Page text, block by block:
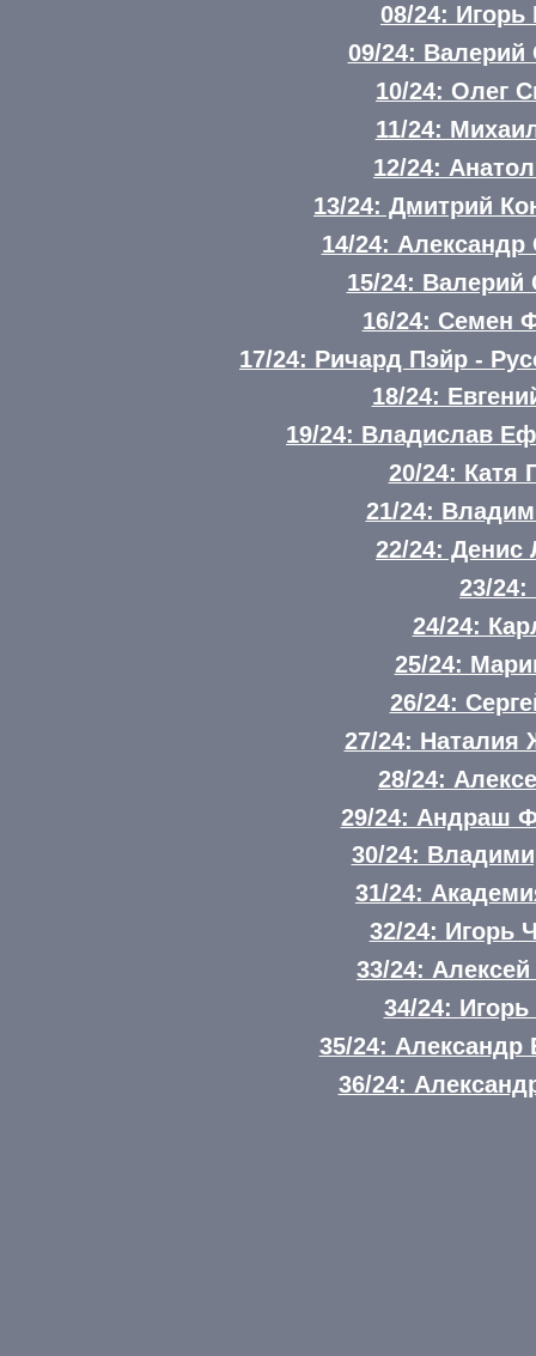
08/24:
09/24:
10/24: Олег
11/24:
12/24:
13/24: Дмитрий
14/24:
15/24: Валерий
16/24: Семен
17/24: Ричард Пэйр -
18/24:
19/24: Владислав
20/24: Катя
21/24:
22/24: Денис
23/
24/24:
25/24:
26/24:
27/24:
28/24:
29/24: Андраш
30/24:
31/24:
32/24: Игорь
33/24:
34/24:
35/24: Александр
36/24: